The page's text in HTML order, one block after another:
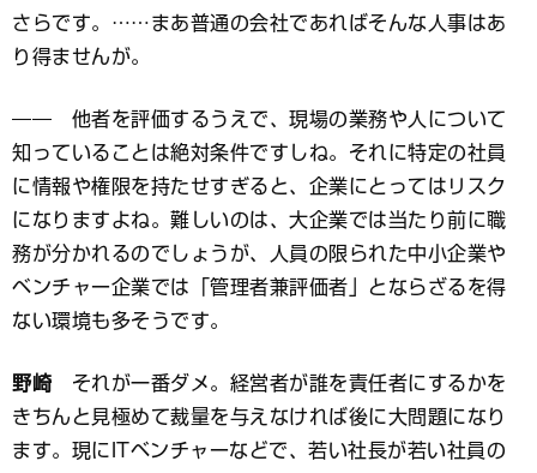
さらです。……まあ普通の会社であればそんな人事はあ
り得ませんが。
―― 他者を評価するうえで、現場の業務や人について
知っていることは絶対条件ですしね。それに特定の社員
に情報や権限を持たせすぎると、企業にとってはリスク
になりますよね。難しいのは、大企業では当たり前に職
務が分かれるのでしょうが、人員の限られた中小企業や
ベンチャー企業では「管理者兼評価者」とならざるを得
ない環境も多そうです。
野崎 それが一番ダメ。経営者が誰を責任者にするかを
きちんと見極めて裁量を与えなければ後に大問題になり
ます。現にITベンチャーなどで、若い社長が若い社員の